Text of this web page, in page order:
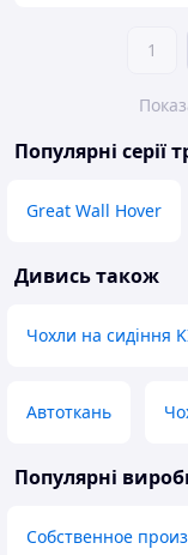
1
Популярні серії
Great Wall Hover
Дивись також
Чохли на сидіння
Автоткань
Популярні
Собственное